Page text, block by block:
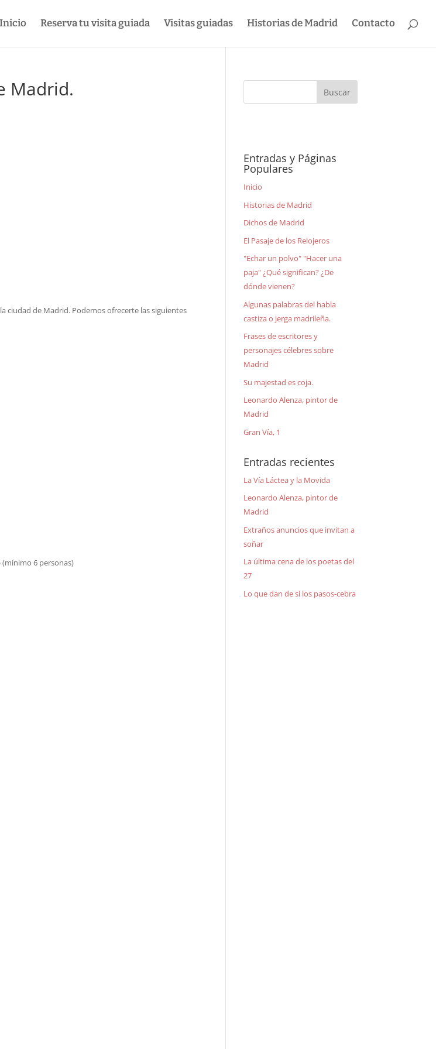
Inicio Reserva tu visita guiada Visitas guiadas Historias de Madrid Contacto
Madrid.
ciudad de Madrid. Podemos ofrecerte las siguientes
(mínimo 6 personas)
Entradas y Páginas
Populares
Inicio
Historias de Madrid
Dichos de Madrid
El Pasaje de los Relojeros
"Echar un polvo" "Hacer una
paja" ¿Qué significan? ¿De
dónde vienen?
Algunas palabras del habla
castiza o jerga madrileña.
Frases de escritores y
personajes célebres sobre
Madrid
Su majestad es coja.
Leonardo Alenza, pintor de
Madrid
Gran Vía, 1
Entradas recientes
La Vía Láctea y la Movida
Leonardo Alenza, pintor de
Madrid
Extraños anuncios que invitan a
soñar
La última cena de los poetas del
27
Lo que dan de sí los pasos-cebra